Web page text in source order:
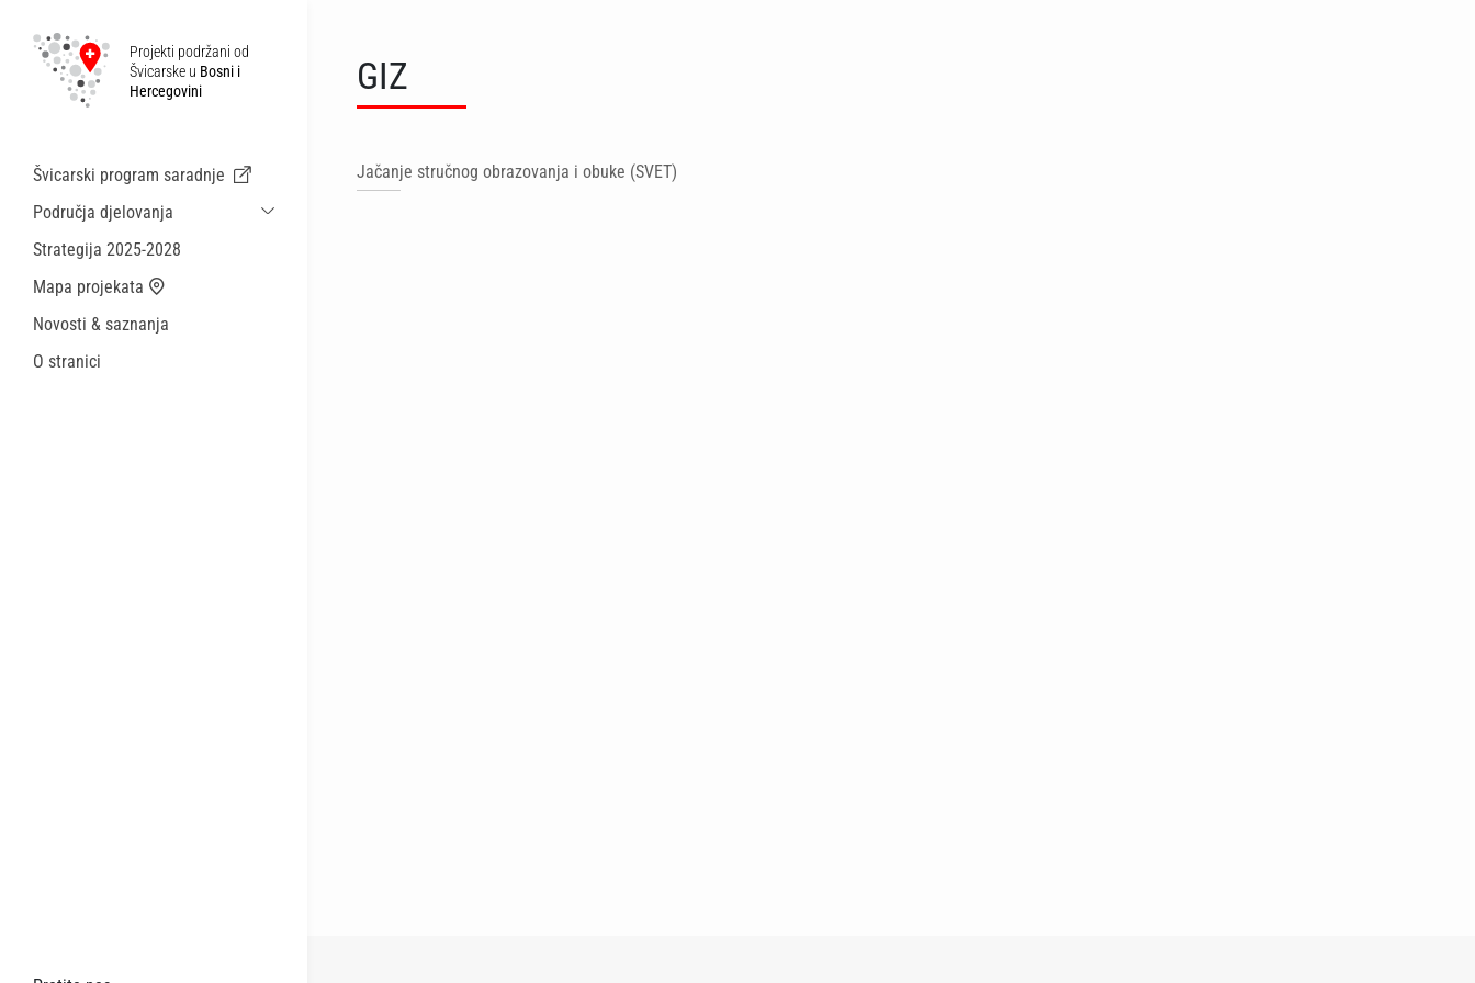
Projekti podržani od
Švicarske u Bosni i
Hercegovini
Švicarski program saradnje
Područja djelovanja
Održiva ekonomska saradnja i migracije
Strategija 2025-2028
Mapa projekata
Novosti & saznanja
O stranici
GIZ
Jačanje stručnog obrazovanja i obuke (SVET)